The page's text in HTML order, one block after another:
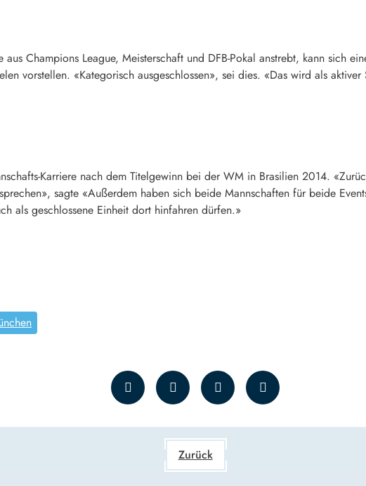
aus Champions League, Meisterschaft und DFB-Pokal anstrebt, kann sich
vorstellen. «Kategorisch ausgeschlossen», sei dies. «Das wird als
Karriere nach dem Titelgewinn bei der WM in Brasilien 2014.
sagte «Außerdem haben sich beide Mannschaften für beide
als geschlossene Einheit dort hinfahren dürfen.»
Zurück